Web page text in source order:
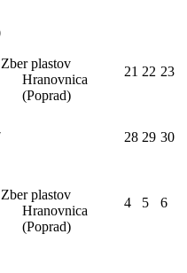
Zber plastov
Hranovnica
(Poprad)
21 22 23
28 29 30
Zber plastov
Hranovnica
(Poprad)
4 5 6